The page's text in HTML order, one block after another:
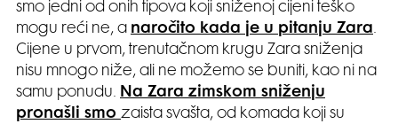
smo jedni od onih tipova koji sniženoj cijeni teško
mogu reći ne, a naročito kada je u pitanju Zara.
Cijene u prvom, trenutačnom krugu Zara sniženja
nisu mnogo niže, ali ne možemo se buniti, kao ni na
samu ponudu. Na Zara zimskom sniženju
pronašli smo zaista svašta, od komada koji su